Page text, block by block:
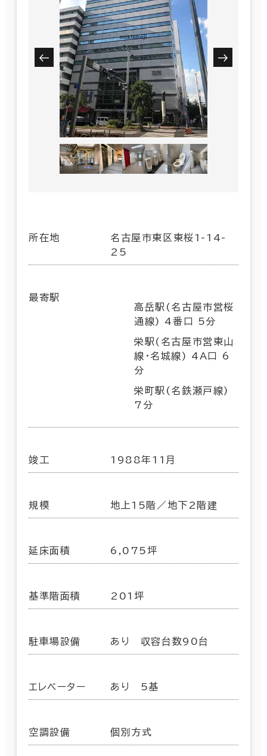
所在地
名古屋市東区東桜1-14-
25
最寄駅
高岳駅(名古屋市営桜
通線) 4番口 5分
栄駅(名古屋市営東山
線･名城線) 4A口 6
分
栄町駅(名鉄瀬戸線)
7分
竣工 1988年11月
規模 地上15階／地下2階建
延床面積 6,075坪
基準階面積 201坪
駐車場設備 あり 収容台数90台
エレベーター あり 5基
空調設備 個別方式